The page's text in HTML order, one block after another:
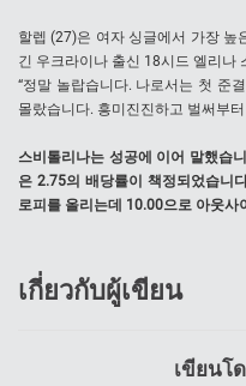
할렙 (27)은 여자 싱글에서 가장 높
긴 우크라이나 출신 18시드 엘리나
“정말 놀랍습니다. 나로서는 첫 준
몰랐습니다. 흥미진진하고 벌써부
스비톨리나는 성공에 이어 말했습
은 2.75의 배당률이 책정되었습니
로피를 올리는데 10.00으로 아웃사
เกี่ยวกับผู้เขียน
เขียนโ